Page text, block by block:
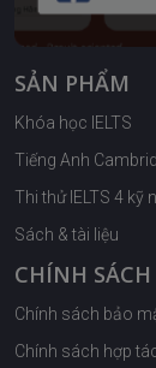
SẢN PHẨM
Khóa học IELTS
Tiếng Anh
Thi thử IELTS 4 kỹ
Sách & tài liệu
CHÍNH SÁCH
Chính sách bảo
Chính sách hợp